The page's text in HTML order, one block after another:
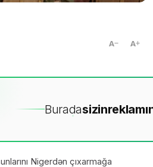
A A
Buradasizin
Nigerdən çıxarmağa